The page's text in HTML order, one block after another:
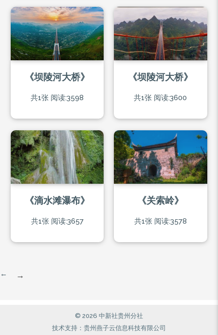
《坝陵河大桥》
共1张 阅读:3598
《坝陵河大桥》
共1张 阅读:3600
《滴水滩瀑布》
共1张 阅读:3657
《关索岭》
共1张 阅读:3578
← →
© 2026 中新社贵州分社
技术支持：贵州燕子云信息科技有限公司